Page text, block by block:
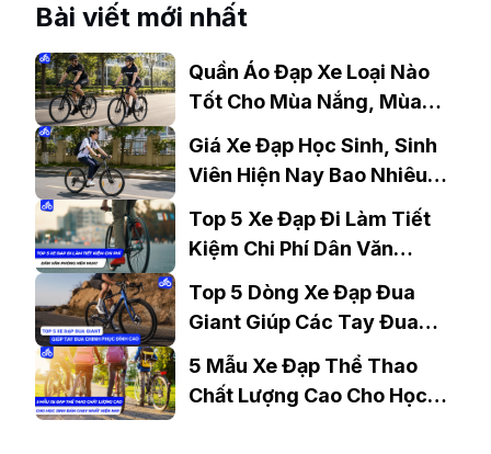
đáy
Bài viết mới nhất
Quần Áo Đạp Xe Loại Nào
Tốt Cho Mùa Nắng, Mùa
Mưa?
Giá Xe Đạp Học Sinh, Sinh
Viên Hiện Nay Bao Nhiêu?
Gợi Ý Mẫu Đáng Mua
Top 5 Xe Đạp Đi Làm Tiết
Kiệm Chi Phí Dân Văn
Phòng Nên Mua?
Top 5 Dòng Xe Đạp Đua
Giant Giúp Các Tay Đua
Chinh Phục Đỉnh Cao
5 Mẫu Xe Đạp Thể Thao
Chất Lượng Cao Cho Học